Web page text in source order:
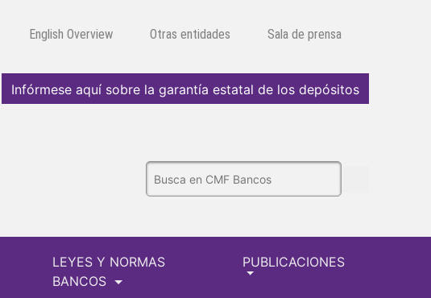
English Overview Otras entidades Sala de prensa
Infórmese aquí sobre la garantía estatal de los depósitos
LEYES Y NORMAS
BANCOS
PUBLICACIONES